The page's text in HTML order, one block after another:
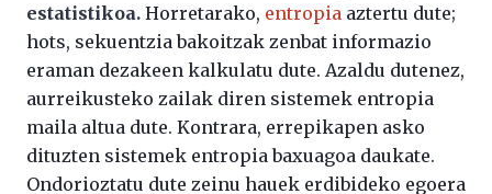
estatistikoa. Horretarako, entropia aztertu dute;
hots, sekuentzia bakoitzak zenbat informazio
eraman dezakeen kalkulatu dute. Azaldu dutenez,
aurreikusteko zailak diren sistemek entropia
maila altua dute. Kontrara, errepikapen asko
dituzten sistemek entropia baxuagoa daukate.
Ondorioztatu dute zeinu hauek erdibideko egoera